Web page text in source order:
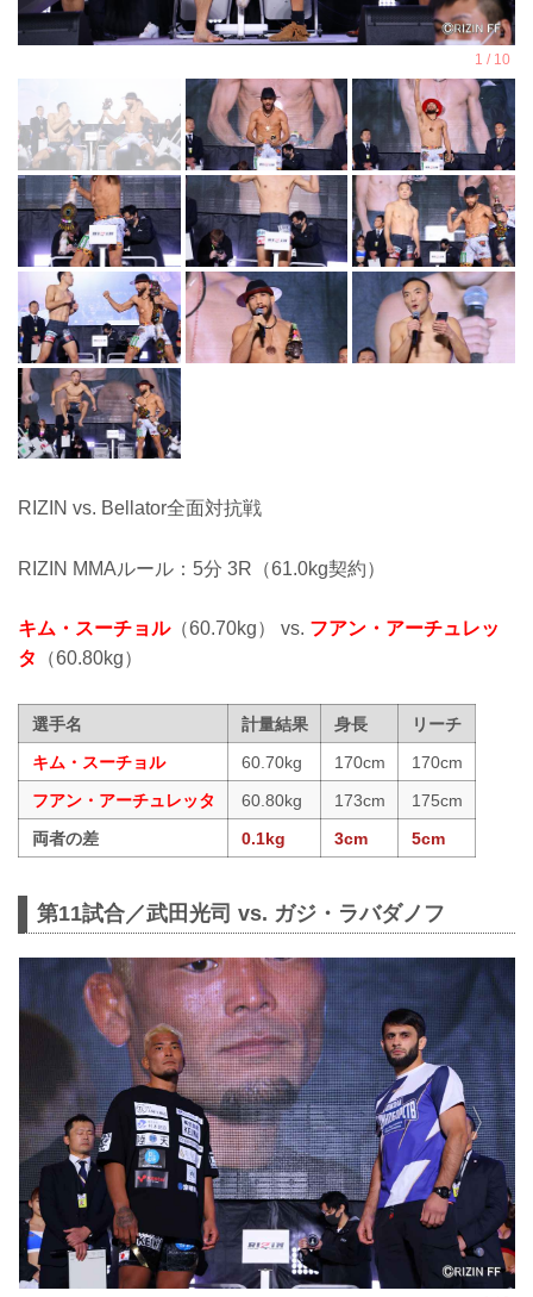
RIZIN vs. Bellator全面対抗戦
RIZIN MMAルール：5分 3R（61.0kg契約）
キム・スーチョル（60.70kg） vs. フアン・アーチュレッ
タ
（60.80kg）
選手名 計量結果 身長
リーチ
キム・スーチョル
60.70kg 170cm
170cm
フアン・アーチュレッタ
60.80kg 173cm
175cm
両者の差
0.1kg 3cm 5cm
第11試合／武田光司 vs. ガジ・ラバダノフ